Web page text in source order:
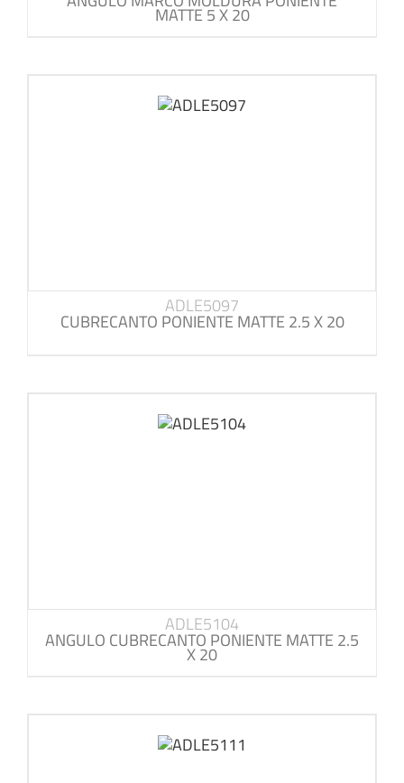
MATTE 5 X 20
ADLE5097
CUBRECANTO PONIENTE MATTE 2.5 X 20
ADLE5104
ANGULO CUBRECANTO PONIENTE MATTE 2.5
X 20